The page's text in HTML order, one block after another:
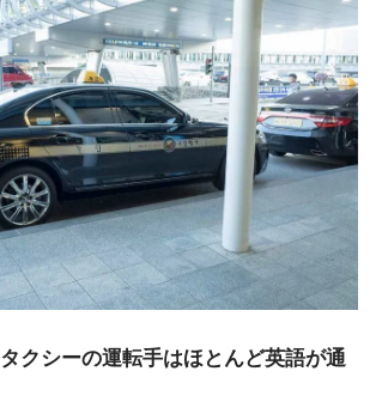
タクシーの運転手はほとんど英語が通